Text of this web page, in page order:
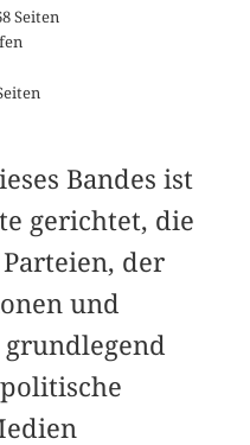
Seiten
Bandes ist
gerichtet, die
der
und